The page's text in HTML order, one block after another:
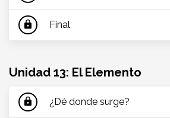
lock Final
Unidad 13: El Elemento
lock ¿Dé donde surge?